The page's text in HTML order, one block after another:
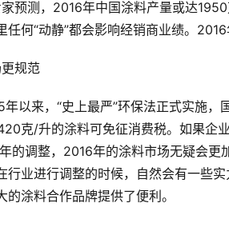
预测，
2016年中国涂料产量或达1950
何“动静”都会影响经销商业绩。 2016
场更规范
年以来，“史上最严”环保法正式实施，
克/升的涂料可免征消费税。如果企
年的调整， 2016年的涂料市场无疑会更
行业进行调整的时候，自然会有一些
的涂料合作品牌提供了便利。